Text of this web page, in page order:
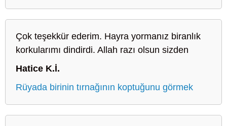
Çok teşekkür ederim. Hayra yormanız biranlık
korkularımı dindirdi. Allah razı olsun sizden
Hatice K.İ.
Rüyada birinin tırnağının koptuğunu görmek